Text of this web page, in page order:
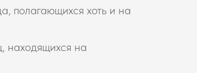
полагающихся хоть и на
находящихся на